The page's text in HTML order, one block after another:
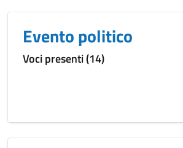
Evento politico
Voci presenti (14)